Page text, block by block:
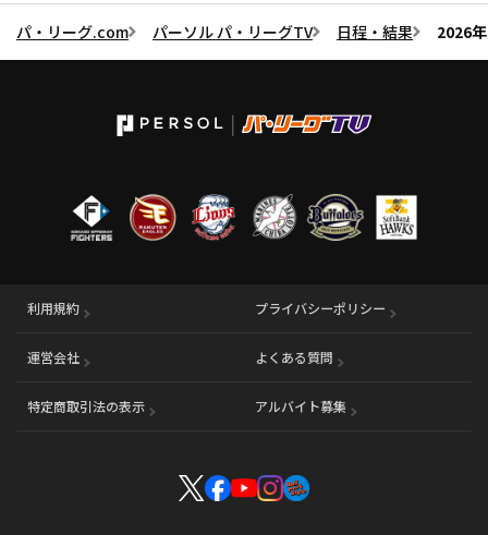
パ・リーグ.com パーソル パ・リーグTV 日程・結果 2026
利用規約 プライバシーポリシー
運営会社 （別ウィンドウで開く） よくある質問
特定商取引法の表示 アルバイト募集 （別ウィンドウで開く